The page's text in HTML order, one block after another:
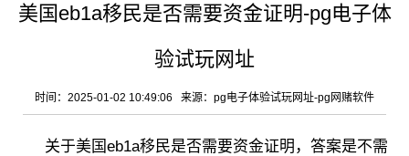
美国eb1a移民是否需要资金证明-pg电子体
验试玩网址
时间：2025-01-02 10:49:06 来源： pg电子体验试玩网址-pg网赌软件
关于美国eb1a移民是否需要资金证明，答案是不需